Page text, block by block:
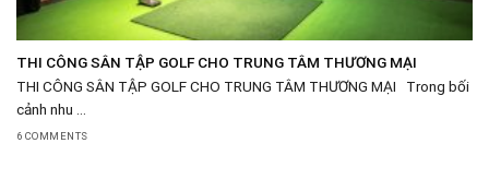
THI CÔNG SÂN TẬP GOLF CHO TRUNG TÂM THƯƠNG MẠI
THI CÔNG SÂN TẬP GOLF CHO TRUNG TÂM THƯƠNG MẠI Trong bối
cảnh nhu ...
6 COMMENTS